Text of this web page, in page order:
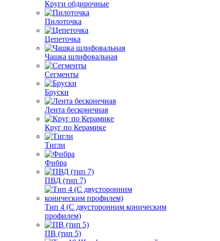
Круги обдирочные
Пилоточка
Цепеточка
Чашка шлифовальная
Сегменты
Бруски
Лента бесконечная
Круг по Керамике
Тигли
Фибра
ПВД (тип 7)
Тип 4 (С двусторонним коническим
профилем)
ПВ (тип 5)